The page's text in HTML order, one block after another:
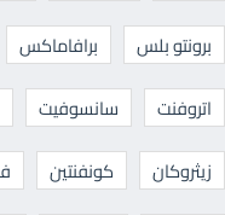
برونتو بلس
برافاماكس
اتروفنت
سانسوفيت
زيثروكان
كونفنتين